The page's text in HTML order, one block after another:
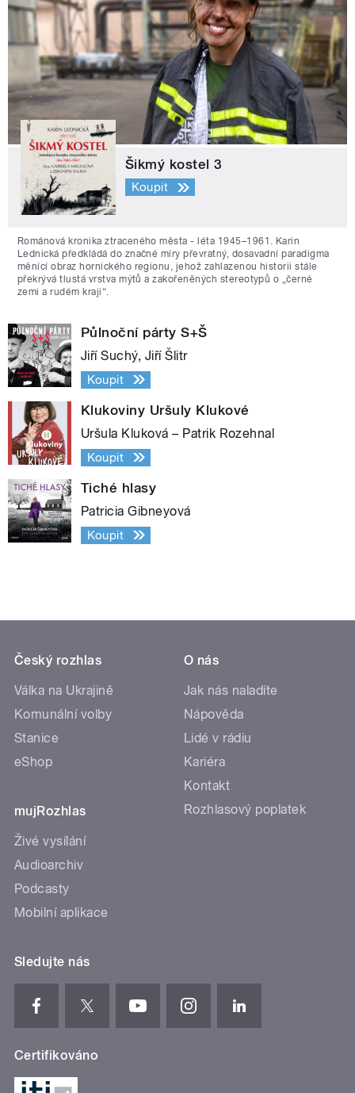
Šikmý kostel 3
Koupit
Románová kronika ztraceného města - léta 1945–1961. Karin
Lednická předkládá do značné míry převratný, dosavadní paradigma
měnící obraz hornického regionu, jehož zahlazenou historii stále
překrývá tlustá vrstva mýtů a zakořeněných stereotypů o „černé
zemi a rudém kraji“.
Půlnoční párty S+Š
Jiří Suchý, Jiří Šlitr
Koupit
Klukoviny Uršuly Klukové
Uršula Kluková – Patrik Rozehnal
Koupit
Tiché hlasy
Patricia Gibneyová
Koupit
Český rozhlas
Válka na Ukrajině
Komunální volby
Stanice
eShop
mujRozhlas
Živé vysílání
Audioarchiv
Podcasty
Mobilní aplikace
O nás
Jak nás naladíte
Nápověda
Lidé v rádiu
Kariéra
Kontakt
Rozhlasový poplatek
Sledujte nás
Certifikováno